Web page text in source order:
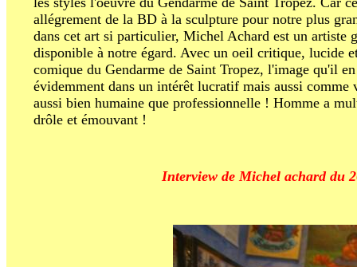
allégrement de la BD à la sculpture pour notre plus
dans cet art si particulier, Michel Achard est un artiste
disponible à notre égard. Avec un oeil critique, lucide
comique du Gendarme de Saint Tropez, l'image qu'il
évidemment dans un intérêt lucratif mais aussi
aussi bien humaine que professionnelle ! Homme a
drôle et émouvant !
Interview de Michel achard du